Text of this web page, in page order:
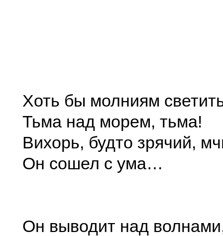
Хоть бы молниям
Тьма над морем, тьма!
Вихорь, будто зрячий,
Он сошел с ума…
Он выводит над